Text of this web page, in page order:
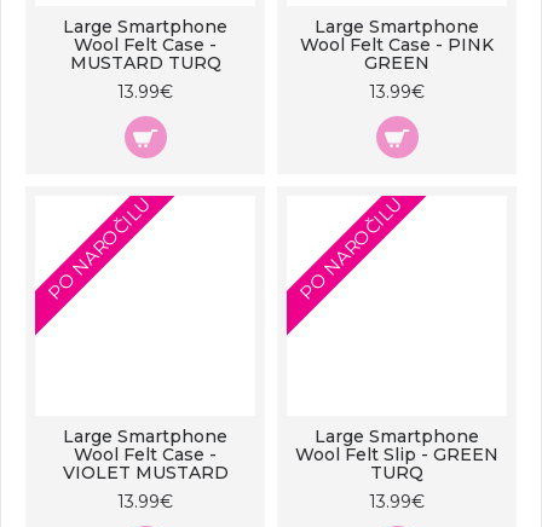
Large Smartphone
Wool Felt Case -
MUSTARD TURQ
13.99€
Large Smartphone
Wool Felt Case - PINK
GREEN
13.99€
PO NAROČILU
Large Smartphone
Wool Felt Case -
VIOLET MUSTARD
13.99€
PO NAROČILU
Large Smartphone
Wool Felt Slip - GREEN
TURQ
13.99€